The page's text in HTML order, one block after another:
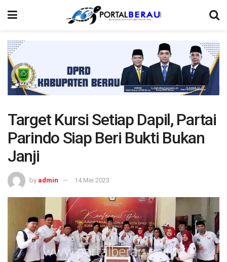
Target Kursi Setiap Dapil, Partai
Parindo Siap Beri Bukti Bukan
Janji
by admin 14 Mei 2023